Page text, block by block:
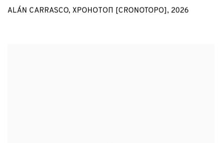
ALÁN CARRASCO, ХРОНОТОП [CRONOTOPO], 2026